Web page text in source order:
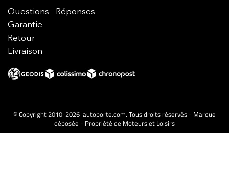
Questions - Réponses
Garantie
Retour
Livraison
© Copyright 2010-2026 lautoporte.com. Tous droits réservés - Marque
déposée - Propriété de Moteurs et Loisirs